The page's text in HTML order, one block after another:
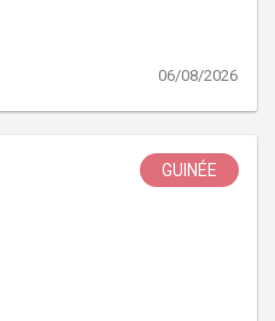
06/08/2026
GUINÉE